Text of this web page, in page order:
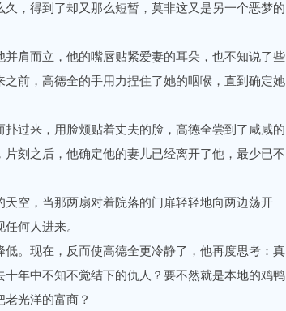
，得到了却又那么短暂，莫非这又是另一个恶梦的
肩而立，他的嘴唇贴紧爱妻的耳朵，也不知说了些
前，高德全的手用力捏住了她的咽喉，直到确定她
过来，用脸颊贴着丈夫的脸，高德全尝到了咸咸的
刻之后，他确定他的妻儿已经离开了他，最少已不
空，当那两扇对着院落的门扉轻轻地向两边荡开
何人进来。
。现在，反而使高德全更冷静了，他再度思考：真
年中不知不觉结下的仇人？要不然就是本地的鸡鸭
光洋的富商？